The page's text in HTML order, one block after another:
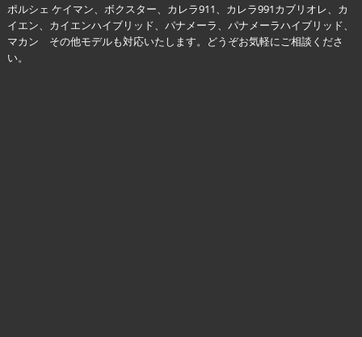
ポルシェ ケイマン、ボクスター、カレラ911、カレラ991カブリオレ、カ
イエン、カイエンハイブリッド、パナメーラ、パナメーラハイブリッド、
マカン その他モデルも対応いたします。どうぞお気軽にご相談くださ
い。